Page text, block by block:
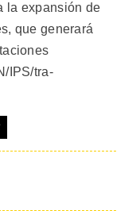
la expansión de
que generará
IPS/tra-